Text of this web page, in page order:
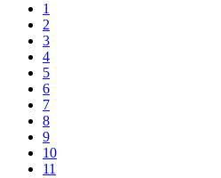
1
2
3
4
5
6
7
8
9
10
11